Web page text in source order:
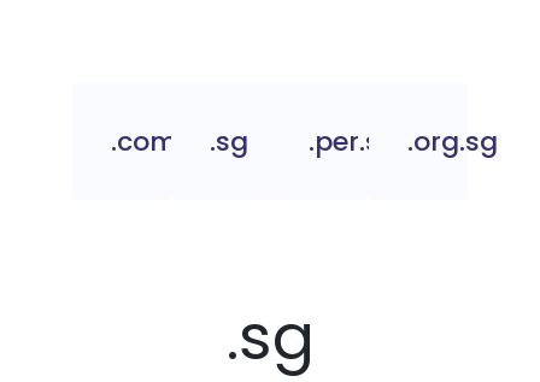
.com.sg.sg .per.sg .org.sg
.sg